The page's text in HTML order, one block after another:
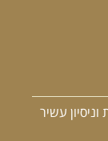
עשיר